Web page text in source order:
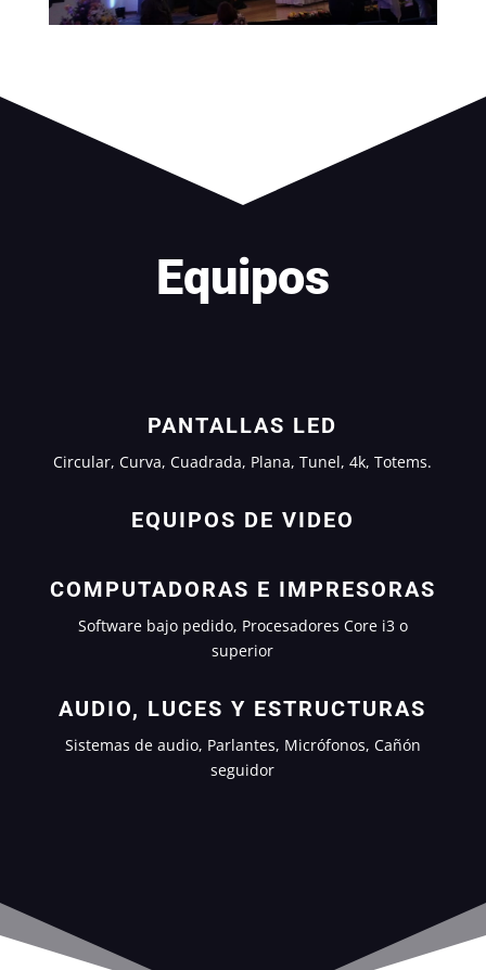
Equipos
PANTALLAS LED
Circular, Curva, Cuadrada, Plana, Tunel, 4k, Totems.
EQUIPOS DE VIDEO
COMPUTADORAS E IMPRESORAS
Software bajo pedido, Procesadores Core i3 o
superior
AUDIO, LUCES Y ESTRUCTURAS
Sistemas de audio, Parlantes, Micrófonos, Cañón
seguidor